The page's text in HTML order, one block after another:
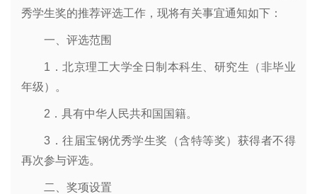
秀学生奖的推荐评选工作，现将有关事宜通知如下：
一、评选范围
1．北京理工大学全日制本科生、研究生（非毕业
年级）。
2．具有中华人民共和国国籍。
3．往届宝钢优秀学生奖（含特等奖）获得者不得
再次参与评选。
二、奖项设置